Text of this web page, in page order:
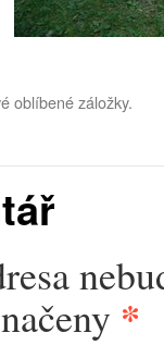
oblíbené záložky.
*